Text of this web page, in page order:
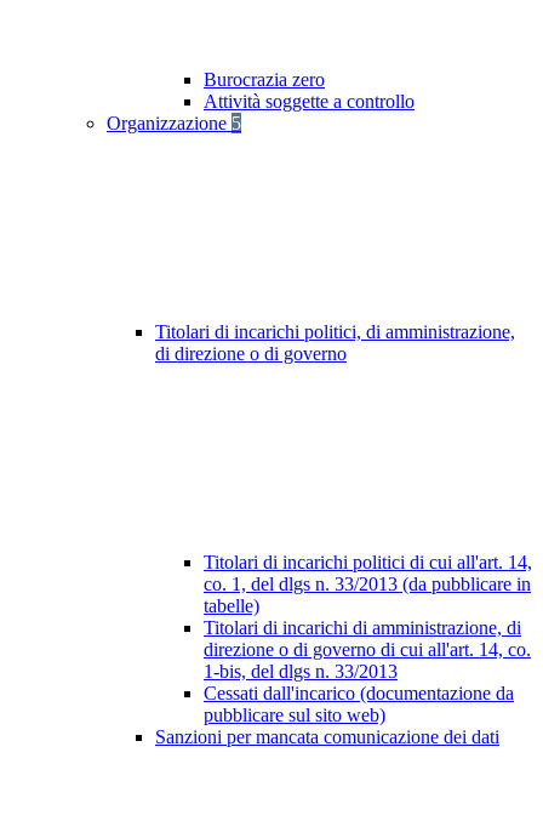
Burocrazia zero
Attività soggette a controllo
Organizzazione 5
Titolari di incarichi politici, di amministrazione,
di direzione o di governo
Titolari di incarichi politici di cui all'art. 14,
co. 1, del dlgs n. 33/2013 (da pubblicare in
tabelle)
Titolari di incarichi di amministrazione, di
direzione o di governo di cui all'art. 14, co.
1-bis, del dlgs n. 33/2013
Cessati dall'incarico (documentazione da
pubblicare sul sito web)
Sanzioni per mancata comunicazione dei dati